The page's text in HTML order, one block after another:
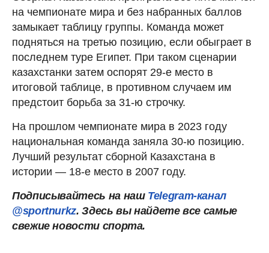
на чемпионате мира и без набранных баллов
замыкает таблицу группы. Команда может
подняться на третью позицию, если обыграет в
последнем туре Египет. При таком сценарии
казахстанки затем оспорят 29-е место в
итоговой таблице, в противном случаем им
предстоит борьба за 31-ю строчку.
На прошлом чемпионате мира в 2023 году
национальная команда заняла 30-ю позицию.
Лучший результат сборной Казахстана в
истории — 18-е место в 2007 году.
Подписывайтесь на наш Telegram-канал
@sportnurkz. Здесь вы найдете все самые
свежие новости спорта.